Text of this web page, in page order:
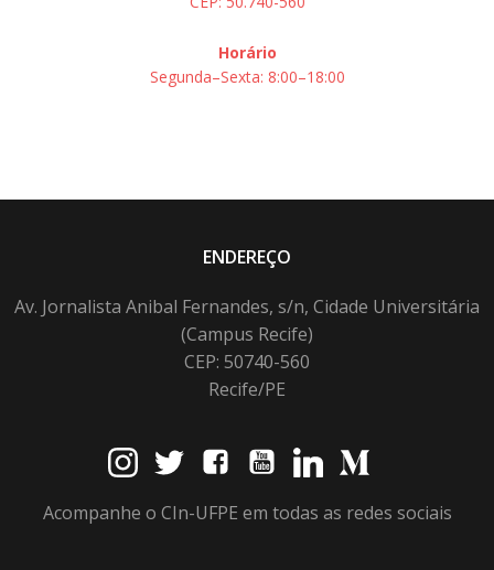
Horário
Segunda–Sexta: 8:00–18:00
ENDEREÇO
Av. Jornalista Anibal Fernandes, s/n, Cidade Universitária
(Campus Recife)
CEP: 50740-560
Recife/PE
Acompanhe o CIn-UFPE em todas as redes sociais